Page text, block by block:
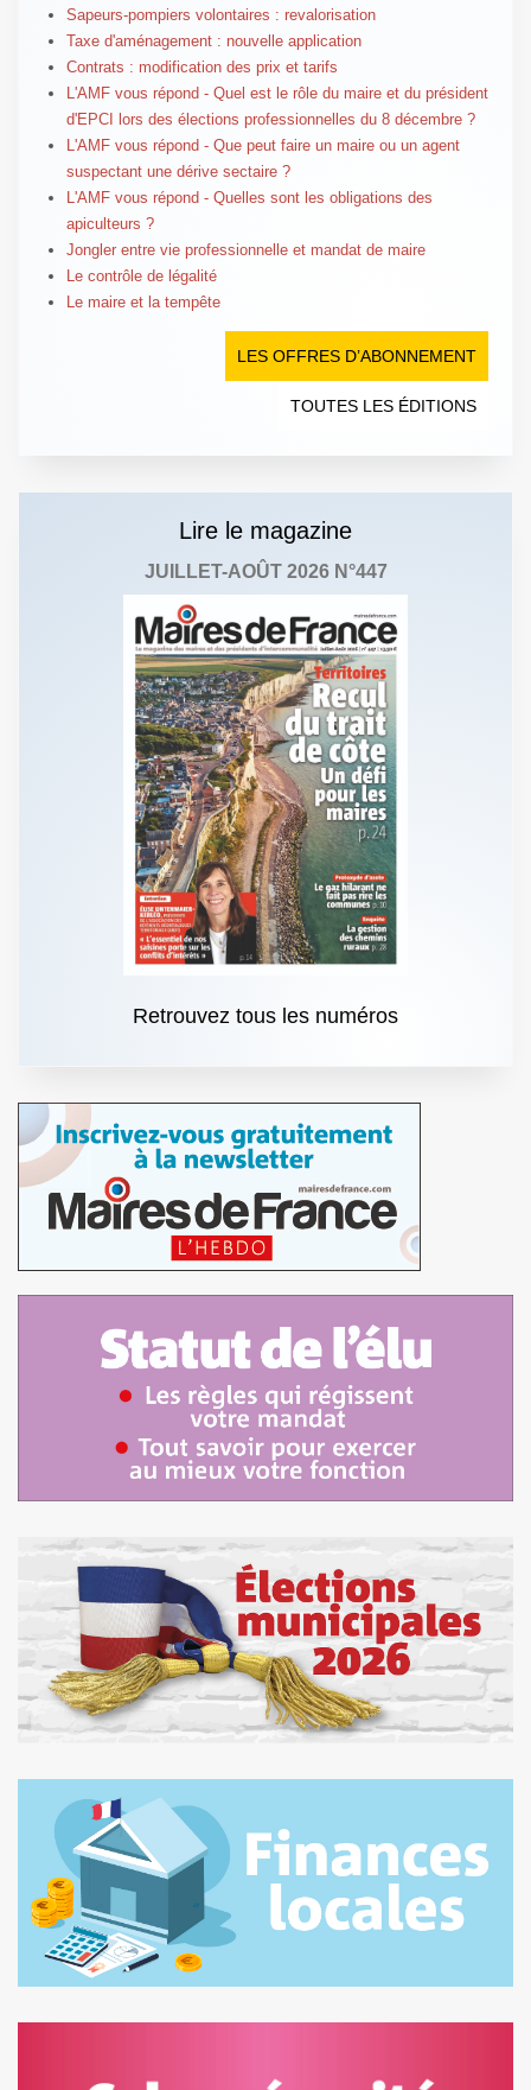
Sapeurs-pompiers volontaires : revalorisation
Taxe d'aménagement : nouvelle application
Contrats : modification des prix et tarifs
L'AMF vous répond - Quel est le rôle du maire et du président
d'EPCI lors des élections professionnelles du 8 décembre ?
L'AMF vous répond - Que peut faire un maire ou un agent
suspectant une dérive sectaire ?
L'AMF vous répond - Quelles sont les obligations des
apiculteurs ?
Jongler entre vie professionnelle et mandat de maire
Le contrôle de légalité
Le maire et la tempête
LES OFFRES D’ABONNEMENT
TOUTES LES ÉDITIONS
Lire le magazine
JUILLET-AOÛT 2026 N°447
Retrouvez tous les numéros